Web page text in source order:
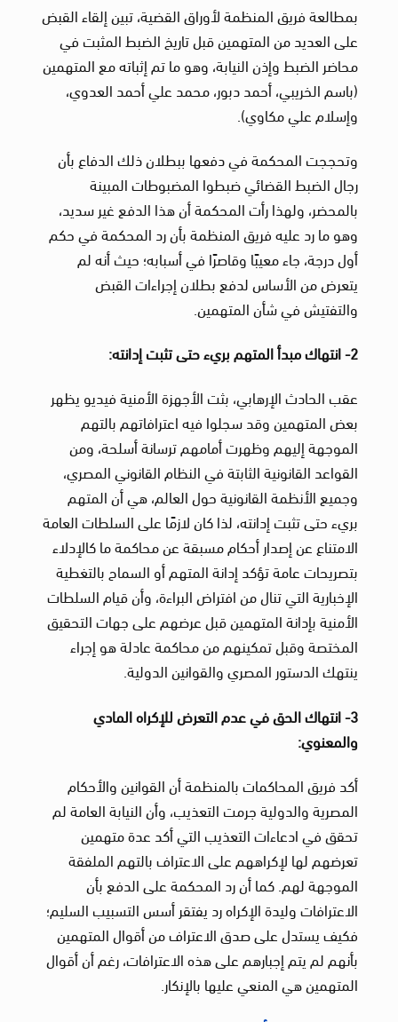
بمطالعة فريق المنظمة لأوراق القضية، تبين إلقاء القبض
على العديد من المتهمين قبل تاريخ الضبط المثبت في
محاضر الضبط وإذن النيابة، وهو ما تم إثباته مع المتهمين
(باسم الخريبي، أحمد دبور، محمد علي أحمد العدوي،
وإسلام علي مكاوي).
وتحججت المحكمة في دفعها ببطلان ذلك الدفاع بأن
رجال الضبط القضائي ضبطوا المضبوطات المبينة
بالمحضر، ولهذا رأت المحكمة أن هذا الدفع غير سديد،
وهو ما رد عليه فريق المنظمة بأن رد المحكمة في حكم
أول درجة، جاء معيبًا وقاصرًا في أسبابه؛ حيث أنه لم
يتعرض من الأساس لدفع بطلان إجراءات القبض
والتفتيش في شأن المتهمين.
2- انتهاك مبدأ المتهم بريء حتى تثبت إدانته:
عقب الحادث الإرهابي، بثت الأجهزة الأمنية فيديو يظهر
بعض المتهمين وقد سجلوا فيه اعترافاتهم بالتهم
الموجهة إليهم وظهرت أمامهم ترسانة أسلحة، ومن
القواعد القانونية الثابتة في النظام القانوني المصري،
وجميع الأنظمة القانونية حول العالم، هي أن المتهم
بريء حتى تثبت إدانته، لذا كان لازمًا على السلطات العامة
الامتناع عن إصدار أحكام مسبقة عن محاكمة ما كالإدلاء
بتصريحات عامة تؤكد إدانة المتهم أو السماح بالتغطية
الإخبارية التي تنال من افتراض البراءة، وأن قيام السلطات
الأمنية بإدانة المتهمين قبل عرضهم على جهات التحقيق
المختصة وقبل تمكينهم من محاكمة عادلة هو إجراء
ينتهك الدستور المصري والقوانين الدولية.
3- انتهاك الحق في عدم التعرض للإكراه المادي
والمعنوي:
أكد فريق المحاكمات بالمنظمة أن القوانين والأحكام
المصرية والدولية جرمت التعذيب، وأن النيابة العامة لم
تحقق في ادعاءات التعذيب التي أكد عدة متهمين
تعرضهم لها لإكراههم على الاعتراف بالتهم الملفقة
الموجهة لهم. كما أن رد المحكمة على الدفع بأن
الاعترافات وليدة الإكراه رد يفتقر أسس التسبيب السليم؛
فكيف يستدل على صدق الاعتراف من أقوال المتهمين
بأنهم لم يتم إجبارهم على هذه الاعترافات، رغم أن أقوال
المتهمين هي المنعي عليها بالإنكار.